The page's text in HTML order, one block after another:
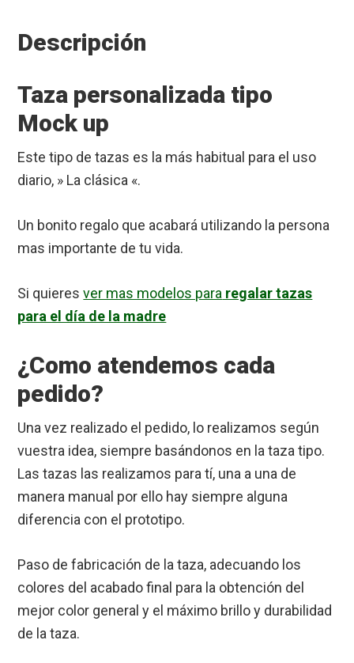
Descripción
Taza personalizada tipo
Mock up
Este tipo de tazas es la más habitual para el uso
diario, » La clásica «.
Un bonito regalo que acabará utilizando la persona
mas importante de tu vida.
Si quieresver mas modelos para regalar tazas
para el día de la madre
¿Como atendemos cada
pedido?
Una vez realizado el pedido, lo realizamos según
vuestra idea, siempre basándonos en la taza tipo.
Las tazas las realizamos para tí, una a una de
manera manual por ello hay siempre alguna
diferencia con el prototipo.
Paso de fabricación de la taza, adecuando los
colores del acabado final para la obtención del
mejor color general y el máximo brillo y durabilidad
de la taza.